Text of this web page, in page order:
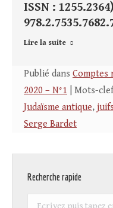
ISSN :
Lire la suite
Publié dans Comptes
2020 – N°1 | Mots-
Judaïsme antique, juifs
Serge Bardet
Recherche rapide
Recherche